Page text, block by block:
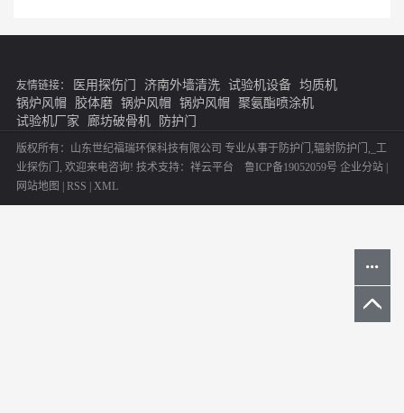
友情链接： 医用探伤门 济南外墙清洗 试验机设备
均质机
锅炉风帽
胶体磨 锅炉风帽 锅炉风帽
聚氨酯喷涂机
试验机厂家
廊坊破骨机 防护门
版权所有：山东世纪福瑞环保科技有限公司 专业从事于防护门 ,辐射防护门 , _工
业探伤门 , 欢迎来电咨询! 技术支持： 祥云平台 鲁ICP备19052059号 企业分站|
网站地图 | RSS | XML